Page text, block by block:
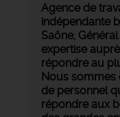
Agence de
indépendante
Saône,
expertise
répondre au
Nous
de personnel
répondre aux